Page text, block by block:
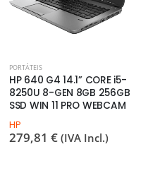
PORTÁTEIS
HP 640 G4 14.1” CORE i5-
8250U 8-GEN 8GB 256GB
SSD WIN 11 PRO WEBCAM
HP
279,81 € (IVA Incl.)